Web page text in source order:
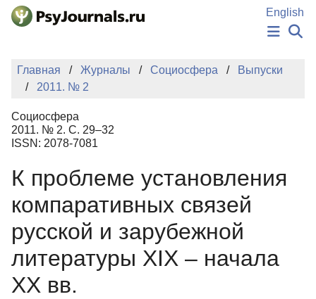
Перейти к основному содержанию
English
НОВОСТИ
Главная Журналы Социосфера
Выпуски
2011. № 2
Социосфера
2011. № 2. С. 29–32
ISSN: 2078-7081
К проблеме установления
компаративных связей
русской и зарубежной
литературы XIX – начала
XX вв.